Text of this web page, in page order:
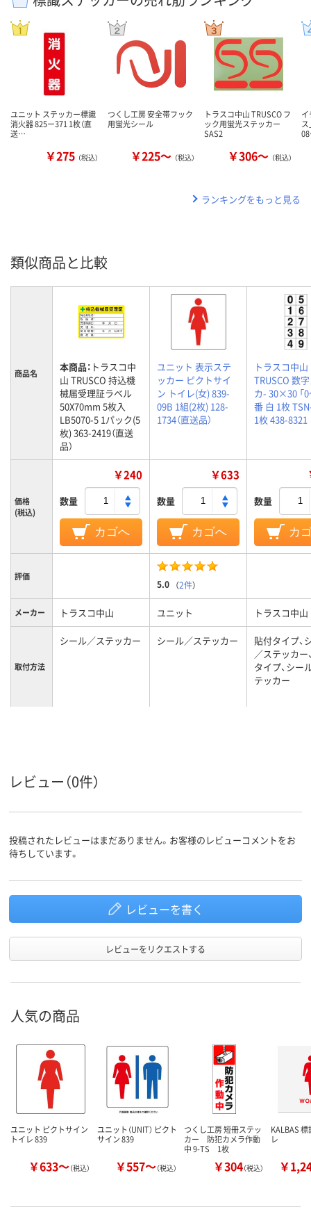
ユニット ステッカー標識
消火器 825ー371 1枚（直
送…
￥275 （税込）
つくし工房 安全帯フック
用蛍光シール
￥225～ （税込）
トラスコ中山 TRUSCO フ
ック用蛍光ステッカー
SAS2
￥306～ （税込）
イ
ランキングをもっと見る
類似商品と比較
商品名 本商品： トラスコ中
山 TRUSCO 持込機
械届受理証ラベル
50X70mm 5枚入
LB5070-5 1パック(5
枚) 363-2419（直送
品）
ユニット 表示ステ
ッカー ピクトサイ
ン トイレ(女) 839-
09B 1組(2枚) 128-
1734（直送品）
トラスコ中山
TRUSCO 数
カ- 30×30 「0
番 白 1枚
1枚 438-8321
価格
(税込)
￥240
数量
カゴへ
￥633
数量
カゴへ
数量
カ
評価
5.0 （2件）
メーカー トラスコ中山 ユニット トラスコ中山
取付方法
シール／ステッカー シール／ステッカー
貼付タイプ、
／ステッカー
タイプ、シー
テッカー
レビュー（0件）
投稿されたレビューはまだありません。お客様のレビューコメントをお
待ちしています。
レビューを書く
レビューをリクエストする
人気の商品
ユニット ピクトサイン
トイレ 839
￥633～（税込）
ユニット（UNIT） ピクト
サイン 839
￥557～（税込）
つくし工房 短冊ステッ
カー 防犯カメラ作動
中 9-TS 1枚
￥304（税込）
KALBAS
レ
￥